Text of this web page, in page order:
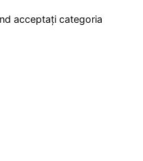
acceptați categoria